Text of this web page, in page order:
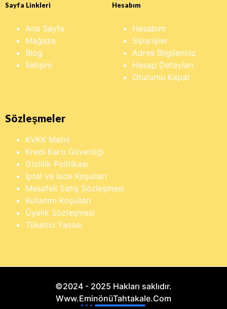
Sayfa Linkleri
Ana Sayfa
Mağaza
Blog
İletişim
Hesabım
Hesabım
Siparişler
Adres Bilgileriniz
Hesap Detayları
Oturumu Kapat
Sözleşmeler
KVKK Metni
Kredi Kartı Güvenliği
Gizlilik Politikası
İptal ve İade Koşulları
Mesafeli Satış Sözleşmesi
Kullanım Koşulları
Üyelik Sözleşmesi
Tüketici Yasası
©2024 - 2025 Hakları saklıdır.
Www.EminönüTahtakale.Com